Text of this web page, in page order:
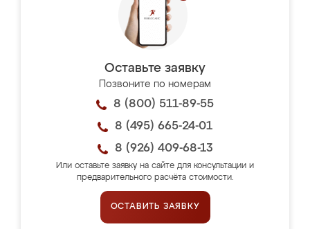
Оставьте заявку
Позвоните по номерам
8 (800) 511-89-55
8 (495) 665-24-01
8 (926) 409-68-13
Или оставьте заявку на сайте для консультации и
предварительного расчёта стоимости.
ОСТАВИТЬ ЗАЯВКУ